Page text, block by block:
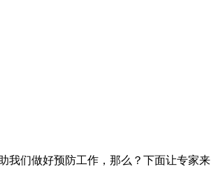
我们做好预防工作，那么？下面让专家来